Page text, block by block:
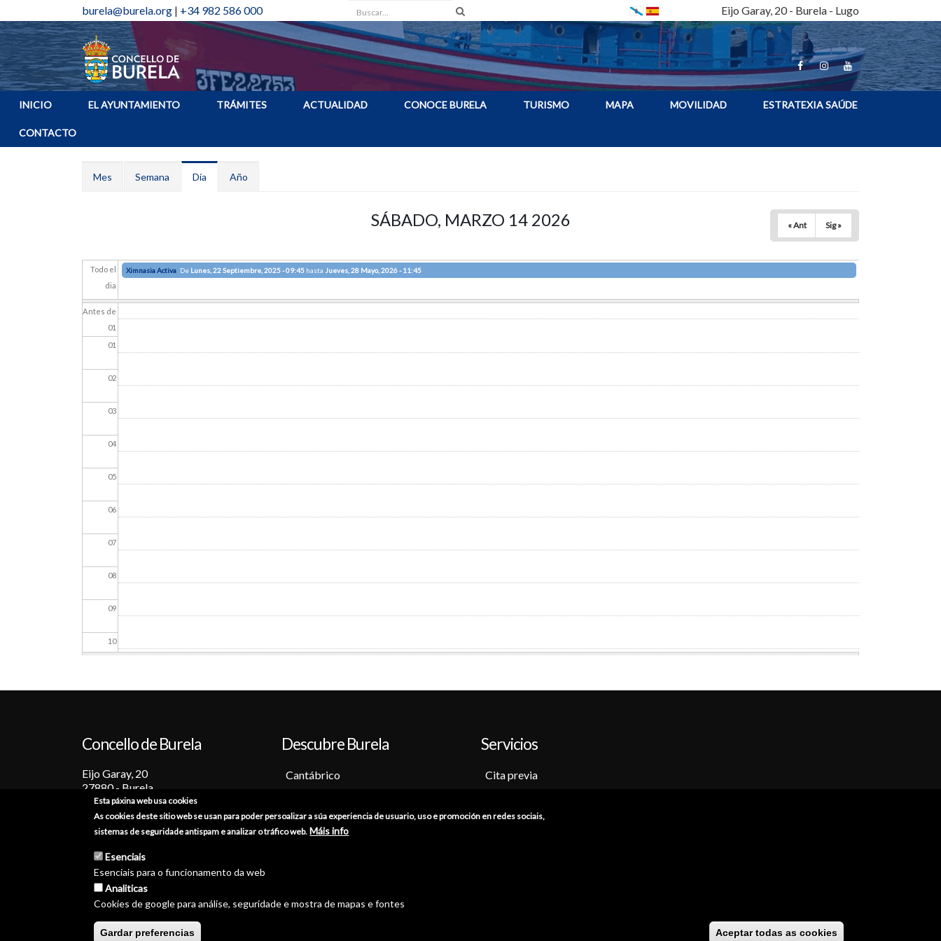
burela@burela.org | +34 982 586 000 Buscar Eijo Garay, 20 - Burela - Lugo
INICIO EL AYUNTAMIENTO TRÁMITES ACTUALIDAD CONOCE BURELA TURISMO MAPA MOVILIDAD ESTRATEXIA SAÚDE
CONTACTO
Solapas principales
Mes Semana Día (solapaAño
SÁBADO, MARZO 14 2026 « Ant Sig »
Todo el
dia
Ximnasia Activa De Lunes, 22 Septiembre, 2025 - 09:45hasta Jueves, 28 Mayo, 2026 - 11:45
Antes de
01
01
02
03
04
05
06
07
08
09
10
14
15
17
18
19
Concello de Burela
Eijo Garay, 20
27880 - Burela
Lugo (España)
+34 982 586 000
burela@burela.org
Descubre Burela
Cantábrico
Tradición
Fiestas
Servicios
Cita previa
Catálogo de trámites
© Concello de Burela 2026 // GaliciaDigital
Esta páxina web usa cookies
As cookies deste sitio web se usan para poder persoalizar a súa experiencia de usuario, uso e promoción en redes sociais,
sistemas de seguridade antispam e analizar o tráfico web. Máis info
Esenciais
Esenciais para o funcionamento da web
Analiticas
Cookies de google para análise, seguridade e mostra de mapas e fontes
Gardar preferencias Aceptar todas as cookies